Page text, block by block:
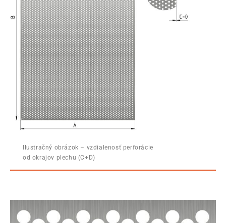
Ilustračný obrázok – vzdialenosť perforácie
od okrajov plechu (C+D)